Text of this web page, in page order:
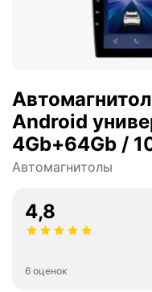
Android
4Gb+64Gb /
Bluetooth /
Auto
Автомагнитолы
4,8
6 оценок